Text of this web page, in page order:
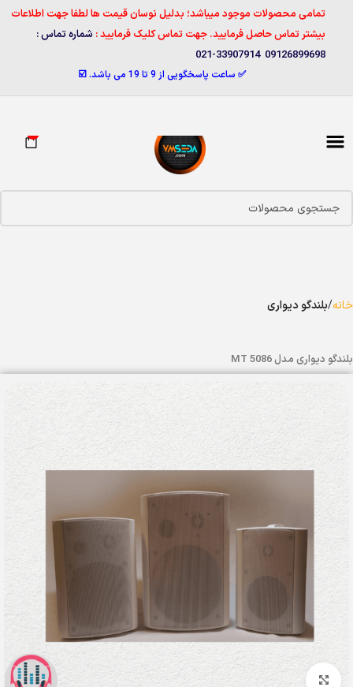
تمامی محصولات موجود میباشد؛ بدلیل نوسان قیمت ها لطفا جهت اطلاعات
بیشتر تماس حاصل فرمایید. جهت تماس کلیک فرمایید : شماره تماس :
09126899698 33907914-021
✅ ساعت پاسخگویی از 9 تا 19 می باشد. ☑️
0
خانه بلندگو دیواری
بلندگو دیواری مدل MT 5086